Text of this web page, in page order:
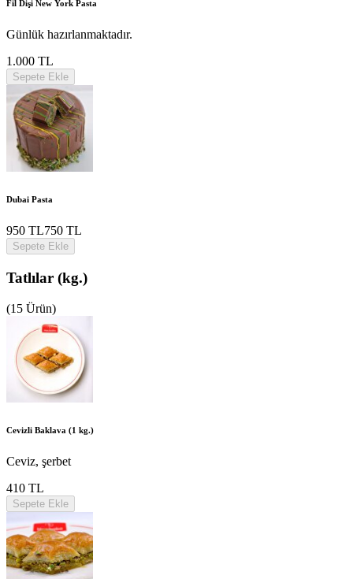
Fil Dişi New York Pasta
Günlük hazırlanmaktadır.
1.000 TL
Sepete Ekle
Dubai Pasta
950 TL750 TL
Sepete Ekle
Tatlılar (kg.)
(15 Ürün)
Cevizli Baklava (1 kg.)
Ceviz, şerbet
410 TL
Sepete Ekle